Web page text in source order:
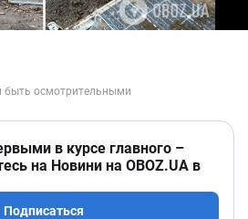
в курсе главного –
на Новини на OBOZ.UA в
Подписаться